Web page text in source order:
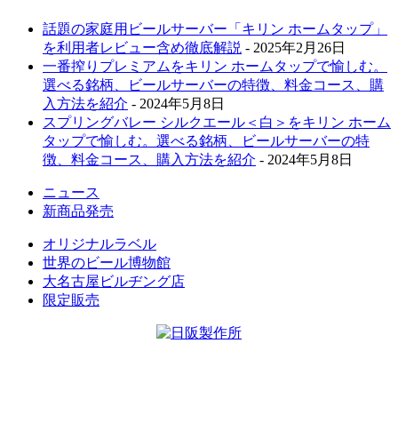
話題の家庭用ビールサーバー「キリン ホームタップ」
を利用者レビュー含め徹底解説 - 2025年2月26日
一番搾りプレミアムをキリン ホームタップで愉しむ。
選べる銘柄、ビールサーバーの特徴、料金コース、購
入方法を紹介 - 2024年5月8日
スプリングバレー シルクエール＜白＞をキリン ホーム
タップで愉しむ。選べる銘柄、ビールサーバーの特
徴、料金コース、購入方法を紹介 - 2024年5月8日
ニュース
新商品発売
オリジナルラベル
世界のビール博物館
大名古屋ビルヂング店
限定販売